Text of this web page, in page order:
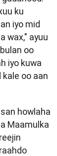
ku
iyo mid
wax," ayuu
oo
iyo kuwa
kale oo aan
howlaha
Maamulka